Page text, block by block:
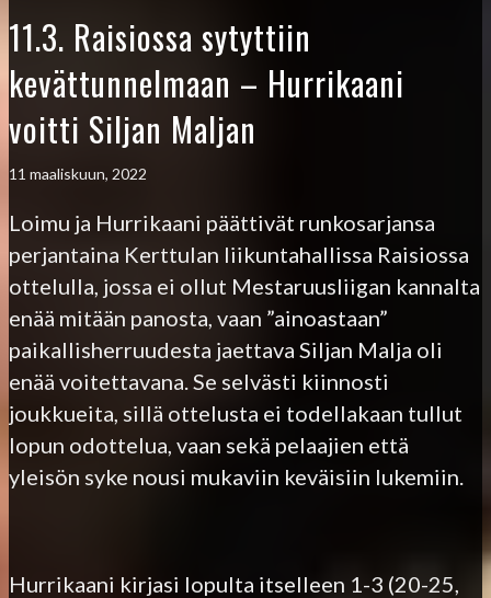
11.3. Raisiossa sytyttiin
kevättunnelmaan – Hurrikaani
voitti Siljan Maljan
11 maaliskuun, 2022
Loimu ja Hurrikaani päättivät runkosarjansa
perjantaina Kerttulan liikuntahallissa Raisiossa
ottelulla, jossa ei ollut Mestaruusliigan kannalta
enää mitään panosta, vaan ”ainoastaan”
paikallisherruudesta jaettava Siljan Malja oli
enää voitettavana. Se selvästi kiinnosti
joukkueita, sillä ottelusta ei todellakaan tullut
lopun odottelua, vaan sekä pelaajien että
yleisön syke nousi mukaviin keväisiin lukemiin.
Hurrikaani kirjasi lopulta itselleen 1-3 (20-25,